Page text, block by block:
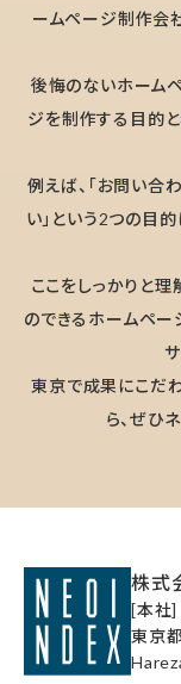
ームページ制作会
後悔のないホーム
ジを制作する目的
例えば、「お問い合
い」という2つの目
ここをしっかりと理
のできるホームペー
東京で成果にこだ
ら、ぜひ
株式
[本社]
東京